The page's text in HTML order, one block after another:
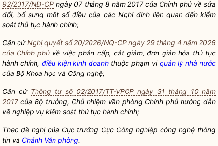
92/2017/NĐ-CP ngày 07 tháng 8 năm 2017 của Chính phủ về sửa
đổi, bổ sung một số điều của các Nghị định liên quan đến kiểm
soát thủ tục hành chính;
Căn cứNghị quyết số 20/2026/NQ-CP ngày 29 tháng 4 năm 2026
của Chính phủvề việc phân cấp, cắt giảm, đơn giản hóa thủ tục
hành chính, điều kiện kinh doanh thuộc phạm vi quản lý nhà nước
của Bộ Khoa học và Công nghệ;
Căn cứ Thông tư số 02/2017/TT-VPCP ngày 31 tháng 10 năm
2017củaBộ trưởng, Chủ nhiệm Văn phòng Chính phủ hướng dẫn
về nghiệp vụ kiểm soát thủ tục hành chính;
Theo đề nghị của Cục trưởng Cục Công nghiệp công nghệ thông
tin và Chánh Văn phòng.